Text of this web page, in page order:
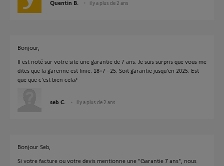
Quentin B. il y a plus de 2 ans
Bonjour,
Il est noté sur votre site une garantie de 7 ans. Je suis surpris que vous me
dites que la garenne est finie. 18+7 =25. Soit garantie jusqu'en 2025. Est
que que c'est bien cela?
seb C. il y a plus de 2 ans
Bonjour Seb,
Si votre facture ou votre devis mentionne une "Garantie 7 ans", nous